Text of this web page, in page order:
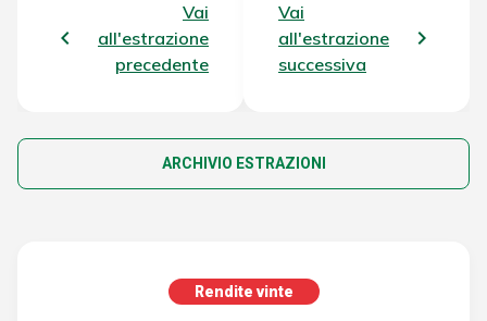
Vai
all'estrazione
precedente
Vai
all'estrazione
successiva
ARCHIVIO ESTRAZIONI
Rendite vinte